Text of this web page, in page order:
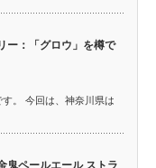
ー：「グロウ」を樽で
。 今回は、神奈川県は
鬼ペールエール ストラ